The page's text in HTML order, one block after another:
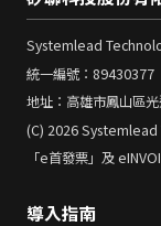
Systemlead
統一編號：89430377
地址：高雄市鳳山區
(C) 2026
「e首發票」及
導入指南